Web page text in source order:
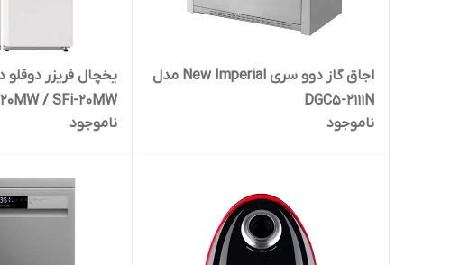
اجاق گاز دوو سری New Imperial مدل
DGC5-2111N
ناموجود
20MW / SFi-20MW
ناموجود